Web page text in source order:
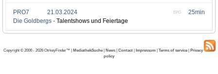
25min
EPG
PRO7
21.03.2024
Die Goldbergs - Talentshows und Feiertage
Copyright © 2006 - 2026 OtrkeyFinder™ | MediathekSuche | News | Contact | Impressum | Terms of service | Privacy
policy